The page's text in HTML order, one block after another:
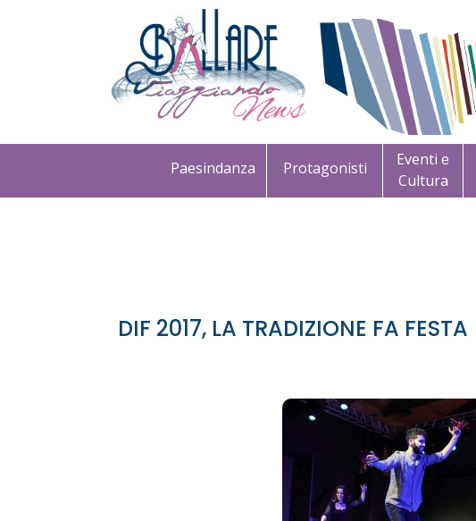
Paesindanza Protagonisti
Eventi e
Cultura
DIF 2017, LA TRADIZIONE FA FESTA